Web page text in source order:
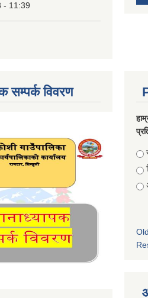
- 11:39
सम्पर्क विवरण